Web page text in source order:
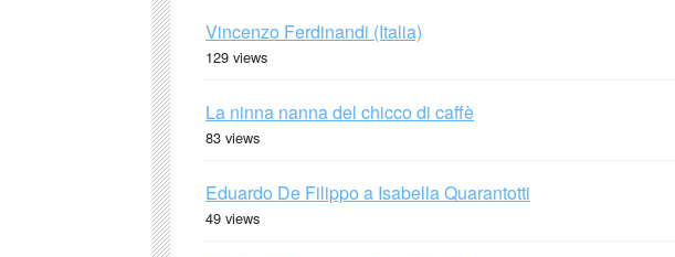
Vincenzo Ferdinandi (Italia)
129 views
La ninna nanna del chicco di caffè
83 views
Eduardo De Filippo a Isabella Quarantotti
49 views